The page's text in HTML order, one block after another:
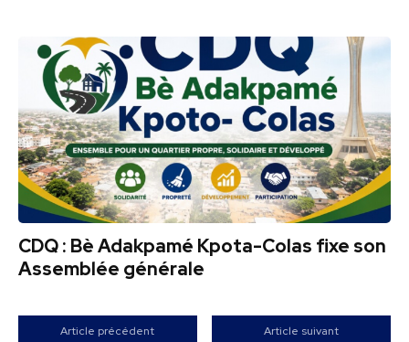
CDQ : Bè Adakpamé Kpota-Colas fixe son
Assemblée générale
Article précédent Article suivant